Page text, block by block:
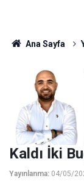
Ana Sayfa
Kaldı İki
Yayınlanma: 04/05/